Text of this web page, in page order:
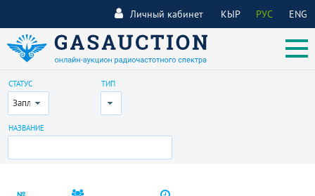
КЫР РУС ENG
Личный кабинет
СТАТУС
Запланирован
ТИП
Все
НАЗВАНИЕ